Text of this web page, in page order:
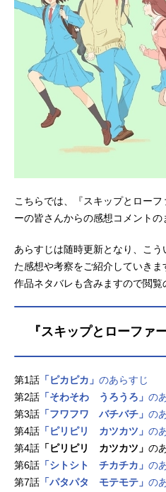
こちらでは、『スキップとロー
ーの皆さんからの感想コメントの
あらすじは随時更新となり、こ
た感想や考察をご紹介していきま
作品ネタバレも含みますので閲覧
『スキップとローファ
第1話 「ピカピカ」 のあらすじ
第2話 「そわそわ うろうろ」 の
第3話 「フワフワ バチバチ」 の
第4話 「ピリピリ カツカツ」 の
第4話 「ピリピリ カツカツ」 の
第6話 「シトシト チカチカ」 の
第7話 「パタパタ モテモテ」 の